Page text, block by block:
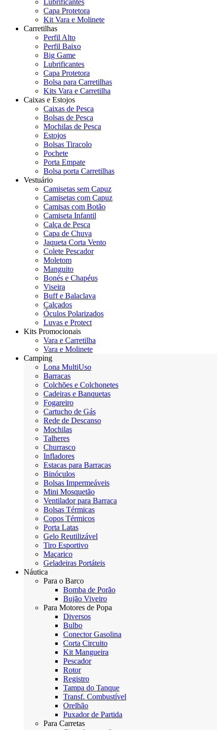
Lubrificantes
Capa Protetora
Kit Vara e Molinete
Carretilhas
Perfil Alto
Perfil Baixo
Big Game
Lubrificantes
Capa Protetora
Bolsa para Carretilhas
Kits Vara e Carretilha
Caixas e Estojos
Caixas de Pesca
Bolsas de Pesca
Mochilas de Pesca
Estojos
Bolsas Tiracolo
Pochete
Porta Empate
Bolsa porta Carretilhas
Vestuário
Camisetas sem Capuz
Camisetas com Capuz
Camisas com Botão
Camiseta Infantil
Calça de Pesca
Capa de Chuva
Jaqueta Corta Vento
Colete Pescador
Moletom
Manguito
Bonés e Chapéus
Viseira
Buff e Balaclava
Calçados
Óculos Polarizados
Luvas e Protect
Kits Promocionais
Vara e Carretilha
Vara e Molinete
Camping
Lona MultiUso
Barracas
Colchões e Colchonetes
Cadeiras e Banquetas
Fogareiro
Cartucho de Gás
Rede de Descanso
Mochilas
Talheres
Churrasco
Infladores
Estacas para Barracas
Binóculos
Bolsas Impermeáveis
Mini Mosquetão
Ventilador para Barraca
Bolsas Térmicas
Copos Térmicos
Porta Latas
Gelo Reutilizável
Tiro Esportivo
Maçarico
Geladeiras Portáteis
Náutica
Para o Barco
Bomba de Porão
Bujão Viveiro
Para Motores de Popa
Diversos
Bulbo
Conector Gasolina
Corta Circuito
Kit Mangueira
Pescador
Rotor
Registro
Tampa do Tanque
Transf. Combustível
Orelhão
Puxador de Partida
Para Carretas